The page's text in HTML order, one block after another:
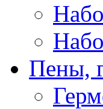
Пены,